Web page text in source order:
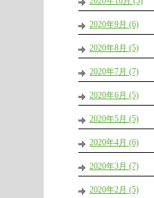
2020年9月 (6)
2020年8月 (5)
2020年7月 (7)
2020年6月 (5)
2020年5月 (5)
2020年4月 (6)
2020年3月 (7)
2020年2月 (5)